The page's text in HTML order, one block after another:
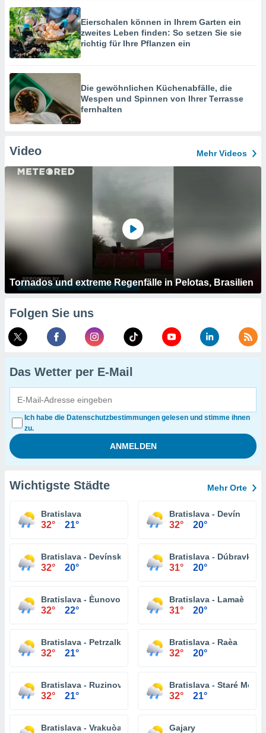
Eierschalen können in Ihrem Garten ein
zweites Leben finden: So setzen Sie sie
richtig für Ihre Pflanzen ein
Die gewöhnlichen Küchenabfälle, die
Wespen und Spinnen von Ihrer Terrasse
fernhalten
Video Mehr Videos
Tornados und extreme Regenfälle in Pelotas, Brasilien
Folgen Sie uns
Das Wetter per E-Mail
Ich habe die Datenschutzbestimmungen gelesen und stimme ihnen
zu.
Wichtigste Städte Mehr Orte
Bratislava
32° 21°
Bratislava - Devín
32° 20°
Bratislava - Devínska Nová Ves
32° 20°
Bratislava - Dúbravka
31° 20°
Bratislava - Èunovo
32° 22°
Bratislava - Lamaè
31° 20°
Bratislava - Petrzalka
32° 21°
Bratislava - Raèa
32° 20°
Bratislava - Ruzinov
32° 21°
Bratislava - Staré Mesto
32° 21°
Bratislava - Vrakuòa Gajary